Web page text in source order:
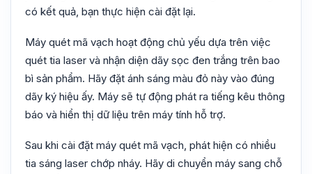
có kết quả, bạn thực hiện cài đặt lại.
Máy quét mã vạch hoạt động chủ yếu dựa trên việc
quét tia laser và nhận diện dãy sọc đen trắng trên bao
bì sản phẩm. Hãy đặt ánh sáng màu đỏ này vào đúng
dãy ký hiệu ấy. Máy sẽ tự động phát ra tiếng kêu thông
báo và hiển thị dữ liệu trên máy tính hỗ trợ.
Sau khi cài đặt máy quét mã vạch, phát hiện có nhiều
tia sáng laser chớp nháy. Hãy di chuyển máy sang chỗ